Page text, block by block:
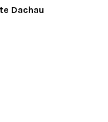
Dachau